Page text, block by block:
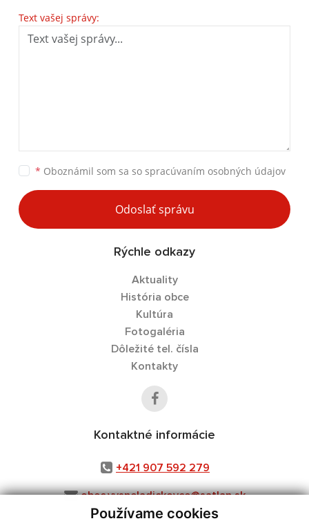
Používame cookies
Text vašej správy:
* Oboznámil som sa so spracúvaním osobných údajov
Odoslať správu
Rýchle odkazy
Aktuality
História obce
Kultúra
Fotogaléria
Dôležité tel. čísla
Kontakty
Kontaktné informácie
+421 907 592 279
obec.vysneladickovce@satlan.sk